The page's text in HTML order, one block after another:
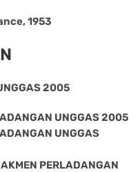
1953
2005
UNGGAS 2005
UNGGAS
PERLADANGAN